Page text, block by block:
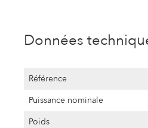
Données
Référence
Puissance nominale
Poids